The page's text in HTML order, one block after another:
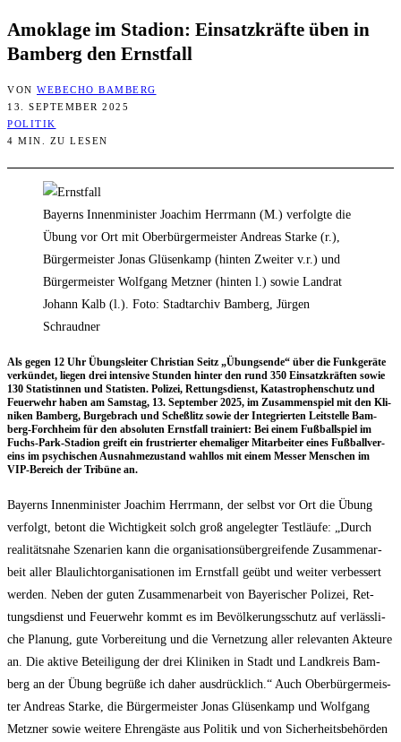
Amok­la­ge im Sta­di­on: Ein­satz­kräf­te üben in
Bam­berg den Ernstfall
VON WEBECHO BAMBERG
13. SEPTEMBER 2025
POLITIK
4 MIN. ZU LESEN
Bayerns Innenminister Joachim Herrmann (M.) verfolgte die
Übung vor Ort mit Oberbürgermeister Andreas Starke (r.),
Bürgermeister Jonas Glüsenkamp (hinten Zweiter v.r.) und
Bürgermeister Wolfgang Metzner (hinten l.) sowie Landrat
Johann Kalb (l.). Foto: Stadtarchiv Bamberg, Jürgen
Schraudner
Als gegen 12 Uhr Übungs­lei­ter Chris­ti­an Seitz „Übungs­en­de“ über die Funk­ge­rä­te
ver­kün­det, lie­gen drei inten­si­ve Stun­den hin­ter den rund 350 Ein­satz­kräf­ten sowie
130 Sta­tis­tin­nen und Sta­tis­ten. Poli­zei, Ret­tungs­dienst, Kata­stro­phen­schutz und
Feu­er­wehr haben am Sams­tag, 13. Sep­tem­ber 2025, im Zusam­men­spiel mit den Kli­
ni­ken Bam­berg, Bur­ge­brach und Scheß­litz sowie der Inte­grier­ten Leit­stel­le Bam­
berg-Forch­heim für den abso­lu­ten Ernst­fall trai­niert: Bei einem Fuß­ball­spiel im
Fuchs-Park-Sta­di­on greift ein frus­trier­ter ehe­ma­li­ger Mit­ar­bei­ter eines Fuß­ball­ver­
eins im psy­chi­schen Aus­nah­me­zu­stand wahl­los mit einem Mes­ser Men­schen im
VIP-Bereich der Tri­bü­ne an.
Bay­erns Innen­mi­nis­ter Joa­chim Herr­mann, der selbst vor Ort die Übung
ver­folgt, betont die Wich­tig­keit solch groß ange­leg­ter Test­läu­fe: „Durch
rea­li­täts­na­he Sze­na­ri­en kann die orga­ni­sa­ti­ons­über­grei­fen­de Zusam­men­ar­
beit aller Blau­licht­or­ga­ni­sa­tio­nen im Ernst­fall geübt und wei­ter ver­bes­sert
wer­den. Neben der guten Zusam­men­ar­beit von Baye­ri­scher Poli­zei, Ret­
tungs­dienst und Feu­er­wehr kommt es im Bevöl­ke­rungs­schutz auf ver­läss­li­
che Pla­nung, gute Vor­be­rei­tung und die Ver­net­zung aller rele­van­ten Akteu­re
an. Die akti­ve Betei­li­gung der drei Kli­ni­ken in Stadt und Land­kreis Bam­
berg an der Übung begrü­ße ich daher aus­drück­lich.“ Auch Ober­bür­ger­meis­
ter Andre­as Star­ke, die Bür­ger­meis­ter Jonas Glüsen­kamp und Wolf­gang
Metz­ner sowie wei­te­re Ehren­gäs­te aus Poli­tik und von Sicher­heits­be­hör­den